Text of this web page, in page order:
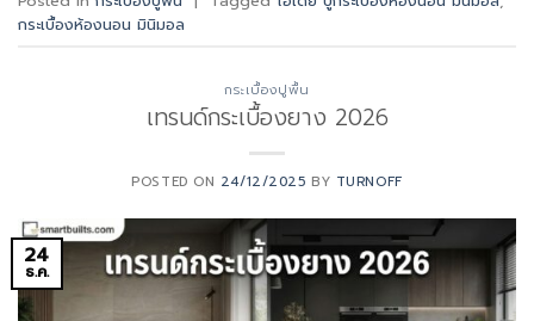
กระเบื้องห้องนอน มินิมอล
กระเบื้องปูพื้น
เทรนด์กระเบื้องยาง 2026
POSTED ON 24/12/2025 BY TURNOFF
24
ธ.ค.